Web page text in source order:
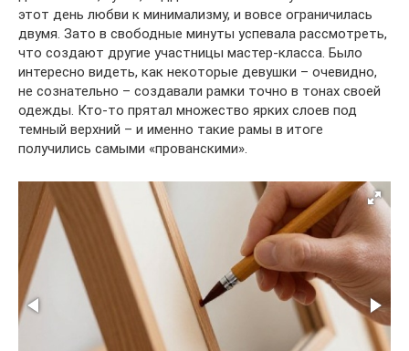
этот день любви к минимализму, и вовсе ограничилась
двумя. Зато в свободные минуты успевала рассмотреть,
что создают другие участницы мастер-класса. Было
интересно видеть, как некоторые девушки – очевидно,
не сознательно – создавали рамки точно в тонах своей
одежды. Кто-то прятал множество ярких слоев под
темный верхний – и именно такие рамы в итоге
получились самыми «прованскими».